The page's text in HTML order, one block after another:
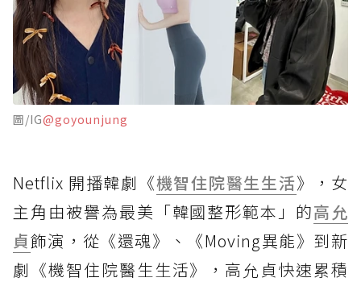
圖/IG@goyounjung
Netflix 開播韓劇《機智住院醫生生活》，女
主角由被譽為最美「韓國整形範本」的高允
貞飾演，從《還魂》、《Moving異能》到新
劇《機智住院醫生生活》，高允貞快速累積